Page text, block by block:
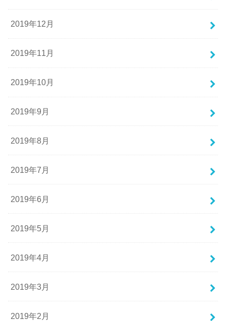
2019年12月
2019年11月
2019年10月
2019年9月
2019年8月
2019年7月
2019年6月
2019年5月
2019年4月
2019年3月
2019年2月